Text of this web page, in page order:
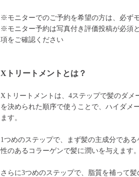
※モニターでのご予約を希望の方は、必ず
※モニター予約は写真付き評価投稿が必須
項をご確認ください
Xトリートメントとは？
Xトリートメントは、4ステップで髪のダメ
を決められた順序で使うことで、ハイダメ
ます。
1つめのステップで、まず髪の主成分であ
性のあるコラーゲンで髪に潤いを与えます。
さらに3つめのステップで、脂質を補って